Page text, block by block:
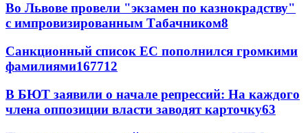
Во Львове провели "экзамен по казнокрадству"
с импровизированным Табачником8
Санкционный список ЕС пополнился громкими
фамилиями167712
В БЮТ заявили о начале репрессий: На каждого
члена оппозиции власти заводят карточку63